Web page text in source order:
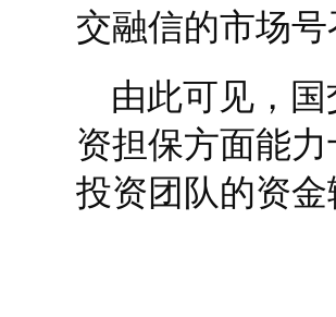
交融信的市场
由此可见，
资担保方面能
投资团队的资